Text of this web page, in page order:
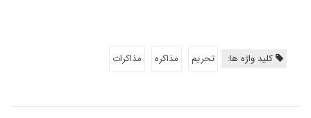
کلید واژه ها: تحریم مذاکره مذاکرات